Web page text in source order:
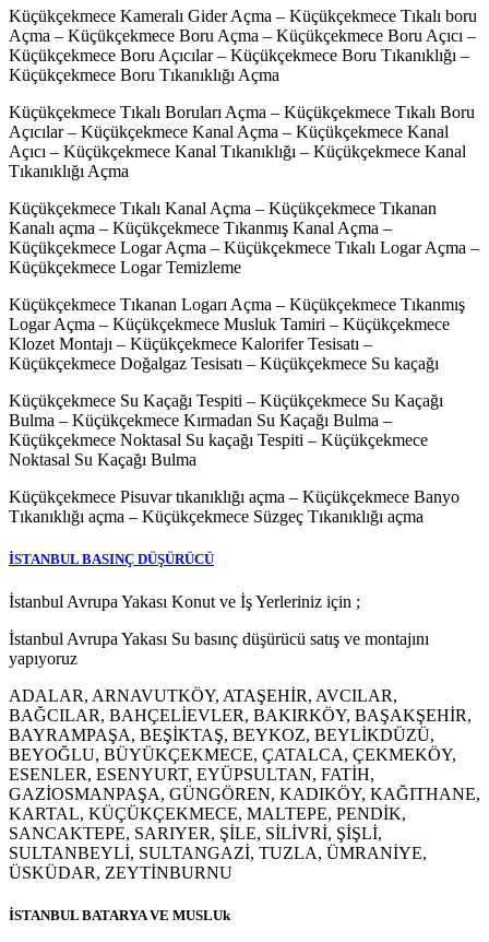
Küçükçekmece Kameralı Gider Açma – Küçükçekmece Tıkalı boru
Açma – Küçükçekmece Boru Açma – Küçükçekmece Boru Açıcı –
Küçükçekmece Boru Açıcılar – Küçükçekmece Boru Tıkanıklığı –
Küçükçekmece Boru Tıkanıklığı Açma
Küçükçekmece Tıkalı Boruları Açma – Küçükçekmece Tıkalı Boru
Açıcılar – Küçükçekmece Kanal Açma – Küçükçekmece Kanal
Açıcı – Küçükçekmece Kanal Tıkanıklığı – Küçükçekmece Kanal
Tıkanıklığı Açma
Küçükçekmece Tıkalı Kanal Açma – Küçükçekmece Tıkanan
Kanalı açma – Küçükçekmece Tıkanmış Kanal Açma –
Küçükçekmece Logar Açma – Küçükçekmece Tıkalı Logar Açma –
Küçükçekmece Logar Temizleme
Küçükçekmece Tıkanan Logarı Açma – Küçükçekmece Tıkanmış
Logar Açma – Küçükçekmece Musluk Tamiri – Küçükçekmece
Klozet Montajı – Küçükçekmece Kalorifer Tesisatı –
Küçükçekmece Doğalgaz Tesisatı – Küçükçekmece Su kaçağı
Küçükçekmece Su Kaçağı Tespiti – Küçükçekmece Su Kaçağı
Bulma – Küçükçekmece Kırmadan Su Kaçağı Bulma –
Küçükçekmece Noktasal Su kaçağı Tespiti – Küçükçekmece
Noktasal Su Kaçağı Bulma
Küçükçekmece Pisuvar tıkanıklığı açma – Küçükçekmece Banyo
Tıkanıklığı açma – Küçükçekmece Süzgeç Tıkanıklığı açma
İSTANBUL BASINÇ DÜŞÜRÜCÜ
İstanbul Avrupa Yakası Konut ve İş Yerleriniz için ;
İstanbul Avrupa Yakası Su basınç düşürücü satış ve montajını
yapıyoruz
ADALAR, ARNAVUTKÖY, ATAŞEHİR, AVCILAR,
BAĞCILAR, BAHÇELİEVLER, BAKIRKÖY, BAŞAKŞEHİR,
BAYRAMPAŞA, BEŞİKTAŞ, BEYKOZ, BEYLİKDÜZÜ,
BEYOĞLU, BÜYÜKÇEKMECE, ÇATALCA, ÇEKMEKÖY,
ESENLER, ESENYURT, EYÜPSULTAN, FATİH,
GAZİOSMANPAŞA, GÜNGÖREN, KADIKÖY, KAĞITHANE,
KARTAL, KÜÇÜKÇEKMECE, MALTEPE, PENDİK,
SANCAKTEPE, SARIYER, ŞİLE, SİLİVRİ, ŞİŞLİ,
SULTANBEYLİ, SULTANGAZİ, TUZLA, ÜMRANİYE,
ÜSKÜDAR, ZEYTİNBURNU
İSTANBUL BATARYA VE MUSLUk